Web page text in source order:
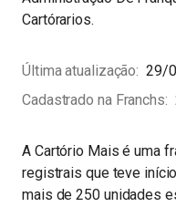
Cartórarios.
Última atualização 29/
Cadastrado na Franchs
A Cartório Mais é uma
registrais que teve
mais de 250 unidades